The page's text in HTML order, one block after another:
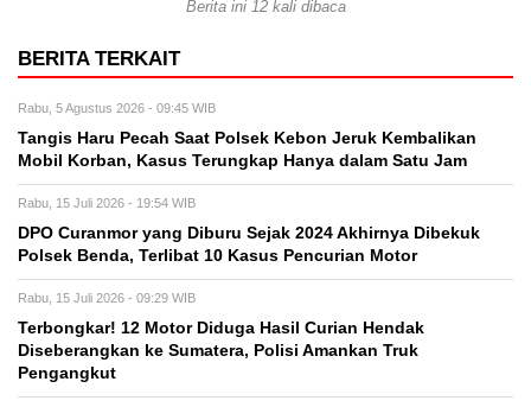
Berita ini 12 kali dibaca
BERITA TERKAIT
Rabu, 5 Agustus 2026 - 09:45 WIB
Tangis Haru Pecah Saat Polsek Kebon Jeruk Kembalikan
Mobil Korban, Kasus Terungkap Hanya dalam Satu Jam
Rabu, 15 Juli 2026 - 19:54 WIB
DPO Curanmor yang Diburu Sejak 2024 Akhirnya Dibekuk
Polsek Benda, Terlibat 10 Kasus Pencurian Motor
Rabu, 15 Juli 2026 - 09:29 WIB
Terbongkar! 12 Motor Diduga Hasil Curian Hendak
Diseberangkan ke Sumatera, Polisi Amankan Truk
Pengangkut